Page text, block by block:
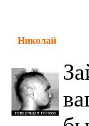
Николай